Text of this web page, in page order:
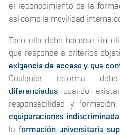
el reconocimiento de la
así como la movilidad interna
Todo ello debe hacerse sin
que responde a criterios
exigencia de acceso y que
Cualquier reforma
diferenciados cuando
responsabilidad y
equiparaciones
la formación universitaria